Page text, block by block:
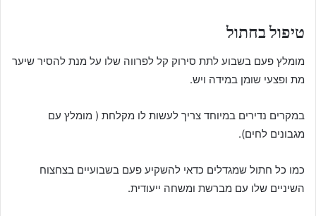
טיפול בחתול
מומלץ פעם בשבוע לתת סירוק קל לפרווה שלו על מנת להסיר שיער
מת ופצעי שומן במידה ויש.
במקרים נדירים במיוחד צריך לעשות לו מקלחת ( מומלץ עם
מגבונים לחים).
כמו כל חתול שמגדלים כדאי להשקיע פעם בשבועיים בצחצוח
השיניים שלו עם מברשת ומשחה ייעודית.